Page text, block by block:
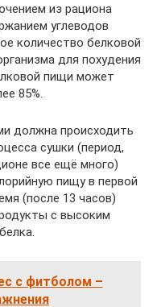
из рациона
углеводов
количество белковой
для похудения
пищи может
85%.
должна происходить
сушки (период,
все ещё много)
пищу в первой
(после 13 часов)
с высоким
с фитболом –